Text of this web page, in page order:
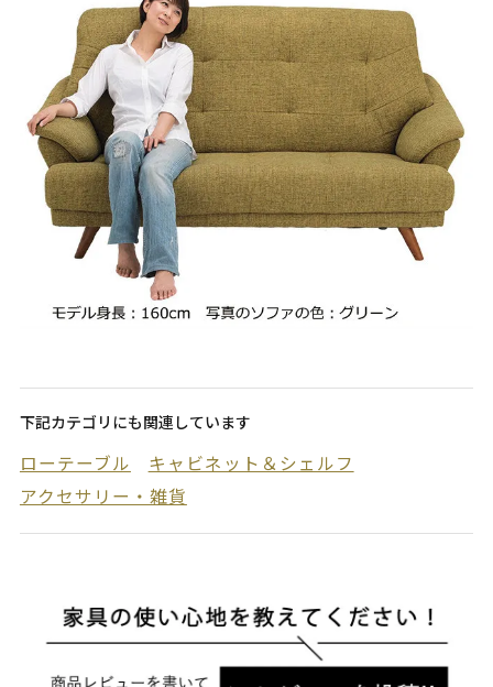
下記カテゴリにも関連しています
ローテーブル
キャビネット＆シェルフ
アクセサリー・雑貨